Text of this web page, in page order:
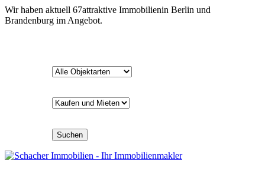
Wir haben aktuell 67attraktive Immobilienin Berlin und
Brandenburg im Angebot.
Suchen